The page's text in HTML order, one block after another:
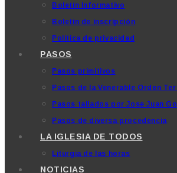
Boletín Informativo
Boletín de inscripción
Política de privacidad
PASOS
Pasos primitivos
Pasos de la Venerable Orden
Pasos tallados por Jose Juan
Pasos de diversa procedencia
LA IGLESIA DE TODOS
Liturgia de las horas
NOTICIAS